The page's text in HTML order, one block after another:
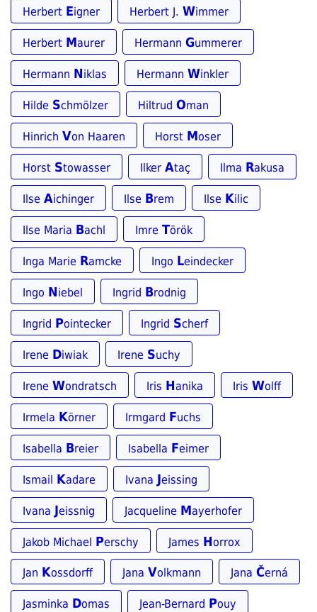
Herbert Eigner Herbert J. Wimmer
Herbert Maurer Hermann Gummerer
Hermann Niklas Hermann Winkler
Hilde Schmölzer Hiltrud Oman
Hinrich Von Haaren Horst Moser
Horst Stowasser Ilker Ataç Ilma Rakusa
Ilse Aichinger Ilse Brem Ilse Kilic
Ilse Maria Bachl Imre Török
Inga Marie Ramcke Ingo Leindecker
Ingo Niebel Ingrid Brodnig
Ingrid Pointecker Ingrid Scherf
Irene Diwiak Irene Suchy
Irene Wondratsch Iris Hanika Iris Wolff
Irmela Körner Irmgard Fuchs
Isabella Breier Isabella Feimer
Ismail Kadare Ivana Jeissing
Ivana Jeissnig Jacqueline Mayerhofer
Jakob Michael Perschy James Horrox
Jan Kossdorff Jana Volkmann Jana Černá
Jasminka Domas Jean-Bernard Pouy